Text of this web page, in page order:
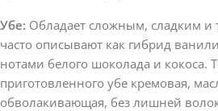
Убе: Обладает сложным, сладким и
часто описывают как гибрид
нотами белого шоколада и кокоса.
приготовленного убе кремовая,
обволакивающая, без лишней